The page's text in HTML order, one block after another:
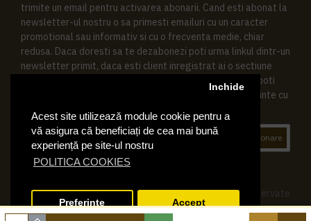
Acest site utilizează module cookie pentru a
vă asigura că beneficiați de cea mai bună
experiență pe site-ul nostru
POLITICA COOKIES
Inchide
Preferinte Accept
trimite un email pentru activarea abonarii. Cand esti abonat la
newsletter-ul nostru o sa primesti emailuri cu un caracter
promotional sau informativ si cu o frecventa medie, chiar
redusa. Daca doresti sa te dezabonezi poti urma linkul dintr-un
newsletter primit, daca esti client inregistrat ai o sectiune
speciala in contul tau in acest scop, si de asemenea ne poti
contacta oricand pe email pentru orice intrebari sau cerinte cu
Abonare
© 2019 Ktering.ro , Toate drepturile rezervate